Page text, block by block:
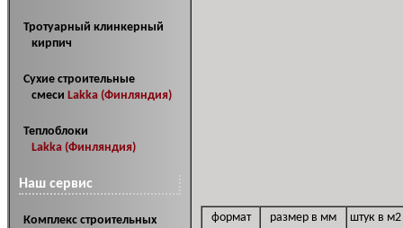
Тротуарный клинкерный
кирпич
Сухие строительные
смеси Lakka (Финляндия)
Теплоблоки
Lakka (Финляндия)
Наш сервис
Комплекс строительных
формат размер в мм
штук в м2